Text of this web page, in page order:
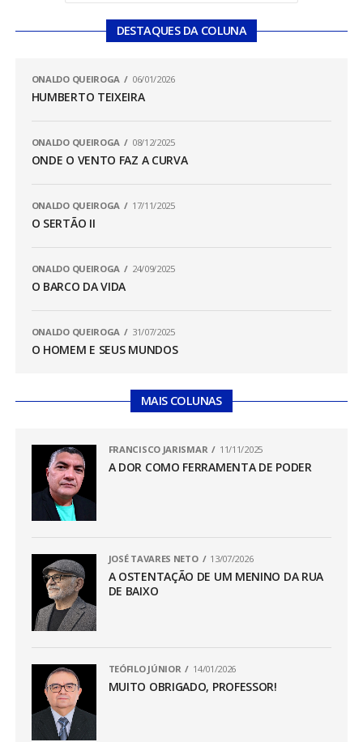
DESTAQUES DA COLUNA
ONALDO QUEIROGA 06/01/2026
HUMBERTO TEIXEIRA
ONALDO QUEIROGA 08/12/2025
ONDE O VENTO FAZ A CURVA
ONALDO QUEIROGA 17/11/2025
O SERTÃO II
ONALDO QUEIROGA 24/09/2025
O BARCO DA VIDA
ONALDO QUEIROGA 31/07/2025
O HOMEM E SEUS MUNDOS
MAIS COLUNAS
FRANCISCO JARISMAR 11/11/2025
A DOR COMO FERRAMENTA DE PODER
JOSÉ TAVARES NETO 13/07/2026
A OSTENTAÇÃO DE UM MENINO DA RUA
DE BAIXO
TEÓFILO JÚNIOR 14/01/2026
MUITO OBRIGADO, PROFESSOR!